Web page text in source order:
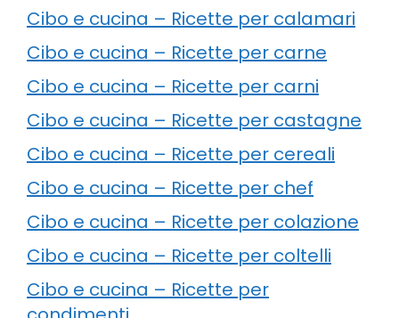
Cibo e cucina – Ricette per calamari
Cibo e cucina – Ricette per carne
Cibo e cucina – Ricette per carni
Cibo e cucina – Ricette per castagne
Cibo e cucina – Ricette per cereali
Cibo e cucina – Ricette per chef
Cibo e cucina – Ricette per colazione
Cibo e cucina – Ricette per coltelli
Cibo e cucina – Ricette per